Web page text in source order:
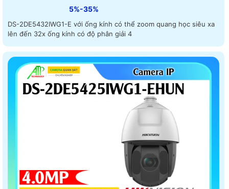
5%-35%
DS-2DE5432IWG1-E với ống kính có thể zoom quang học siêu xa
lên đến 32x ống kính có độ phân giải 4